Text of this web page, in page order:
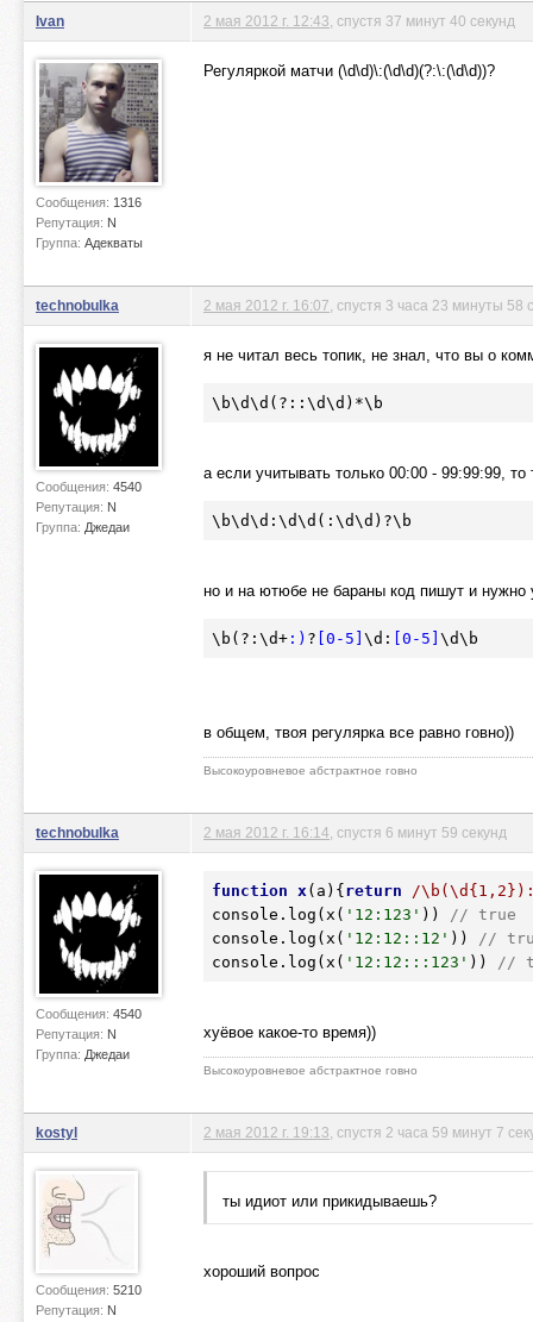
Ivan
Сообщения: 1316
Репутация: N
Группа: Адекваты
2 мая 2012 г. 12:43 , спустя 37 минут 40 секунд
Регуляркой матчи (\d\d)\:(\d\d)(?:\:(\d\d))?
technobulka
Сообщения: 4540
Репутация: N
Группа: Джедаи
2 мая 2012 г. 16:07 , спустя 3 часа 23 минуты 58
я не читал весь топик, не знал, что вы о
\b\d\d(?::\d\d) *\ b
а если учитывать только 00:00 - 99:99:99, то
\b\d\d: \d\d(:\d\d)?\b
но и на ютюбе не бараны код пишут и нужно
\ b (?:\d+:) ? [0-5] \d : [0-5] \d\ b
в общем, твоя регулярка все равно говно))
Высокоуровневое абстрактное говно
technobulka
Сообщения: 4540
Репутация: N
Группа: Джедаи
2 мая 2012 г. 16:14 , спустя 6 минут 59 секунд
function x (a) {return
/
console.log(x( '12:123' ))
// true
console.log(x( '12:12::12' ))
//
console.log(x( '12:12:::123' )) //
хуёвое какое-то время))
Высокоуровневое абстрактное говно
kostyl
Сообщения: 5210
Репутация: N
2 мая 2012 г. 19:13 , спустя 2 часа 59 минут 7
ты идиот или прикидываешь?
хороший вопрос